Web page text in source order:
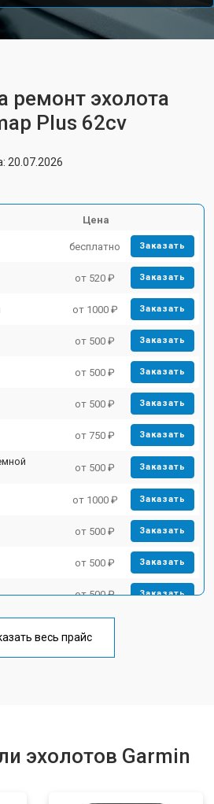
ремонт эхолота
Plus 62cv
20.07.2026
Цена
бесплатно Заказать
от 520 ₽ Заказать
от 1000 ₽ Заказать
от 500 ₽ Заказать
от 500 ₽ Заказать
от 500 ₽ Заказать
от 750 ₽ Заказать
от 500 ₽ Заказать
от 1000 ₽ Заказать
от 500 ₽ Заказать
от 500 ₽ Заказать
от 500 ₽ Заказать
весь прайс
эхолотов Garmin